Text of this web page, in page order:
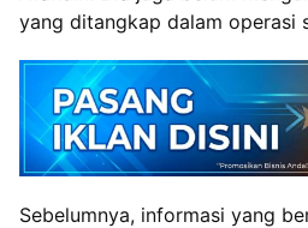
yang ditangkap dalam operasi
Sebelumnya, informasi yang